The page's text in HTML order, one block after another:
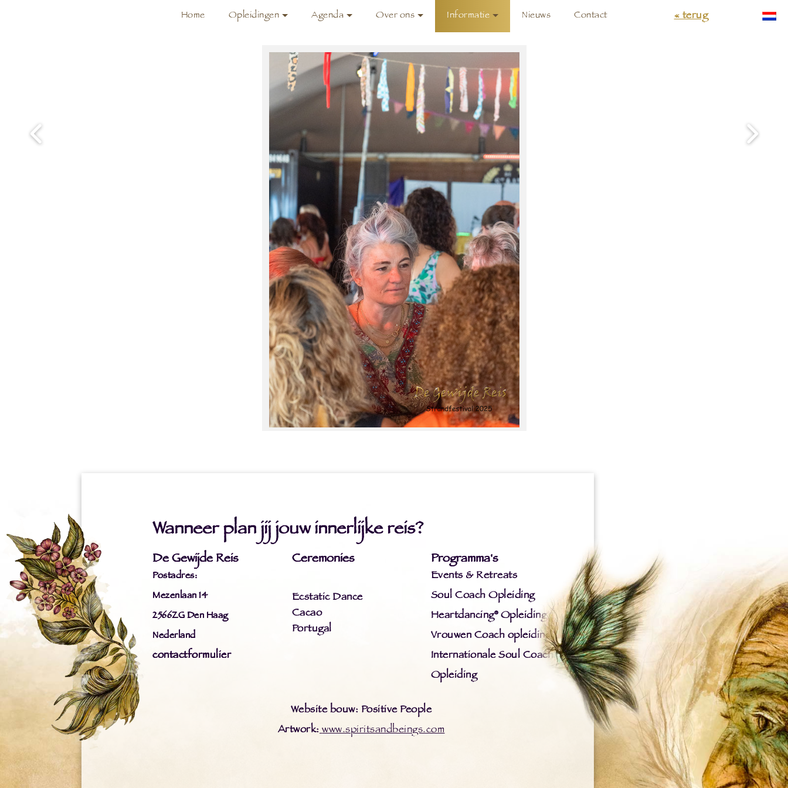
Home Opleidingen Agenda Over ons Informatie Nieuws Contact « terug
Wanneer plan jij jouw innerlijke reis?
De Gewijde Reis
Postadres:
Mezenlaan 14
2566ZG Den Haag
Nederland
contactformulier
Ceremonies
Ecstatic Dance
Cacao
Portugal
Programma's
Events & Retreats
Soul Coach Opleiding
Heartdancing® Opleiding
Vrouwen Coach opleiding
Internationale Soul Coach
Opleiding
Website bouw: Positive People
Artwork: www.spiritsandbeings.com